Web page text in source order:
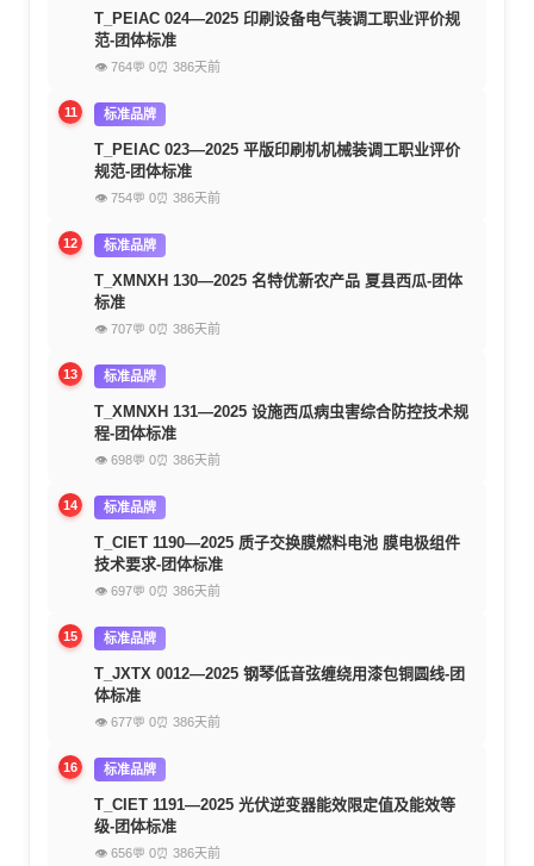
T_PEIAC 024—2025 印刷设备电气装调工职业评价规
范-团体标准
👁 764💬 0⏰ 386天前
11 标准品牌
T_PEIAC 023—2025 平版印刷机机械装调工职业评价
规范-团体标准
👁 754💬 0⏰ 386天前
12 标准品牌
T_XMNXH 130—2025 名特优新农产品 夏县西瓜-团体
标准
👁 707💬 0⏰ 386天前
13 标准品牌
T_XMNXH 131—2025 设施西瓜病虫害综合防控技术规
程-团体标准
👁 698💬 0⏰ 386天前
14 标准品牌
T_CIET 1190—2025 质子交换膜燃料电池 膜电极组件
技术要求-团体标准
👁 697💬 0⏰ 386天前
15 标准品牌
T_JXTX 0012—2025 钢琴低音弦缠绕用漆包铜圆线-团
体标准
👁 677💬 0⏰ 386天前
16 标准品牌
T_CIET 1191—2025 光伏逆变器能效限定值及能效等
级-团体标准
👁 656💬 0⏰ 386天前